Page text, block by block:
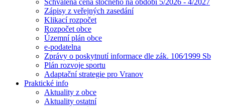
Schválená cena stočného na období 5/2026 - 4/2027
Zápisy z veřejných zasedání
Klikací rozpočet
Rozpočet obce
Územní plán obce
e-podatelna
Zprávy o poskytnutí informace dle zák. 106⁄1999 Sb
Plán rozvoje sportu
Adaptační strategie pro Vranov
Praktické info
Aktuality z obce
Aktuality ostatní